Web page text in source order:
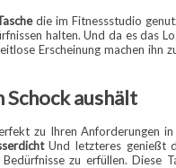
die im Fitnessstudio
halten. Und da es das
Erscheinung machen ihn
Schock aushält
zu Ihren Anforderungen
Und letzteres genießt
zu erfüllen. Diese